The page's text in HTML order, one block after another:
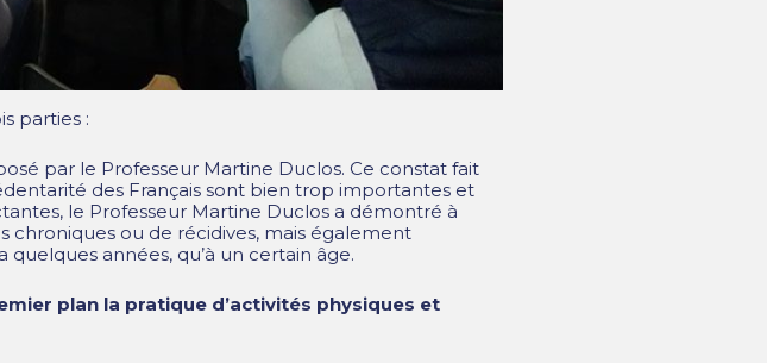
parties :
par le Professeur Martine Duclos. Ce constat fait
des Français sont bien trop importantes et
le Professeur Martine Duclos a démontré à
chroniques ou de récidives, mais également
quelques années, qu’à un certain âge.
plan la pratique d’activités physiques et